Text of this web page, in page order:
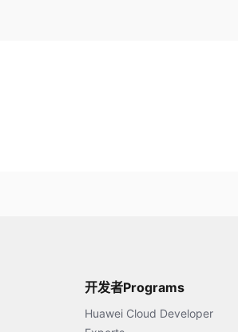
开发者Programs
Huawei Cloud Developer